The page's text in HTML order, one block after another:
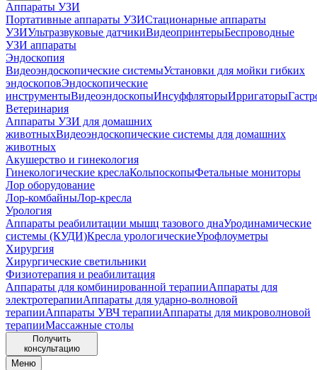
Аппараты УЗИ
Портативные аппараты УЗИСтационарные аппараты
УЗИУльтразвуковые датчикиВидеопринтерыБеспроводные
УЗИ аппараты
Эндоскопия
Видеоэндоскопические системыУстановки для мойки гибких
эндоскоповЭндоскопические
инструментыВидеоэндоскопыИнсуффляторыИрригаторы
Ветеринария
Аппараты УЗИ для домашних
животныхВидеоэндоскопические системы для домашних
животных
Акушерство и гинекология
Гинекологические креслаКольпоскопыФетальные мониторы
Лор оборудование
Лор-комбайныЛор-кресла
Урология
Аппараты реабилитации мышц тазового днаУродинамические
системы (КУДИ)Кресла урологическиеУрофлоуметры
Хирургия
Хирургические светильники
Физиотерапия и реабилитация
Аппараты для комбинированной терапииАппараты для
электротерапииАппараты для ударно-волновой
терапииАппараты УВЧ терапииАппараты для микроволновой
терапииМассажные столы
Получить
консультацию
Меню